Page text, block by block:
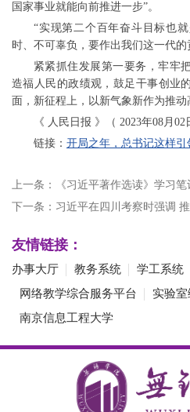
国家事业就能向前推进一步”。
“实现第二个百年奋斗目标也
时、不可辜负，要作出我们这一代的
紧紧抓住发展第一要务，牢牢
造福人民的政绩观，鼓足干事创业
面，新征程上，以新气象新作为推动
《 人民日报 》（ 2023年08月02
链接： 开局之年，总书记这样
友情链接：
办事大厅 教务系统 学工系统
网络教学综合服务平台
实验
南京信息工程大学